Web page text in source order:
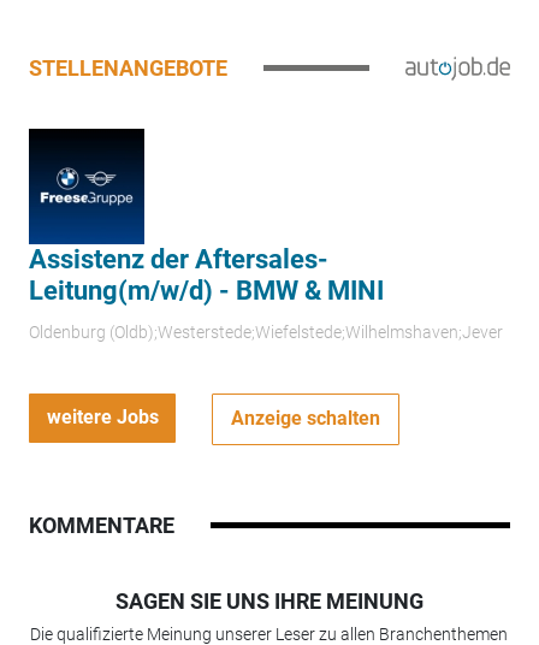
STELLENANGEBOTE
Assistenz der Aftersales-
Leitung(m/w/d) - BMW & MINI
Oldenburg (Oldb);Westerstede;Wiefelstede;Wilhelmshaven;Jever
weitere Jobs Anzeige schalten
KOMMENTARE
SAGEN SIE UNS IHRE MEINUNG
Die qualifizierte Meinung unserer Leser zu allen Branchenthemen